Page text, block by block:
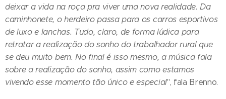
deixar a vida na roça pra viver uma nova realidade. Da
caminhonete, o herdeiro passa para os carros esportivos
de luxo e lanchas. Tudo, claro, de forma lúdica para
retratar a realização do sonho do trabalhador rural que
se deu muito bem. No final é isso mesmo, a música fala
sobre a realização do sonho, assim como estamos
vivendo esse momento tão único e especial", fala Brenno.